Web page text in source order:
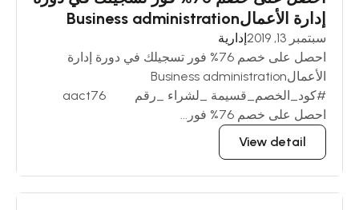
إدارة الأعمالBusiness administration
سبتمبر 13, 2019
إدارية
احصل على خصم 76% فور تسجيلك في دورة إدارة
الأعمالBusiness administration
#كود_الخصم_قسيمة _لشراء _رقم aact76
احصل على خصم 76% فور...
View detail